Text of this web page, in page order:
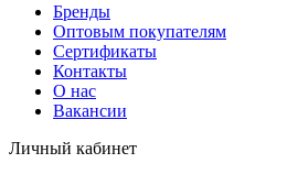
Бренды
Оптовым покупателям
Сертификаты
Контакты
О нас
Вакансии
Личный кабинет